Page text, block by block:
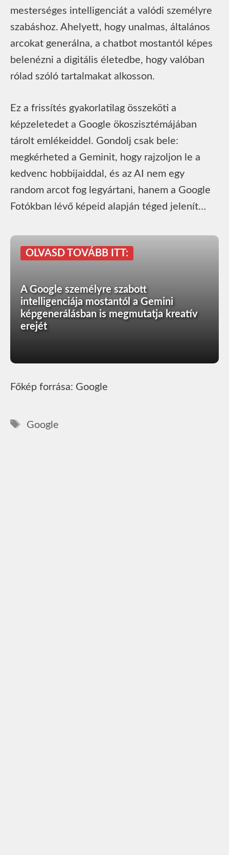
mesterséges intelligenciát a valódi személyre
szabáshoz. Ahelyett, hogy unalmas, általános
arcokat generálna, a chatbot mostantól képes
belenézni a digitális életedbe, hogy valóban
rólad szóló tartalmakat alkosson.
Ez a frissítés gyakorlatilag összeköti a
képzeletedet a Google ökoszisztémájában
tárolt emlékeiddel. Gondolj csak bele:
megkérheted a Geminit, hogy rajzoljon le a
kedvenc hobbijaiddal, és az AI nem egy
random arcot fog legyártani, hanem a Google
Fotókban lévő képeid alapján téged jelenít…
OLVASD TOVÁBB ITT:
A Google személyre szabott
intelligenciája mostantól a Gemini
képgenerálásban is megmutatja kreatív
erejét
Főkép forrása: Google
Címkék
Google